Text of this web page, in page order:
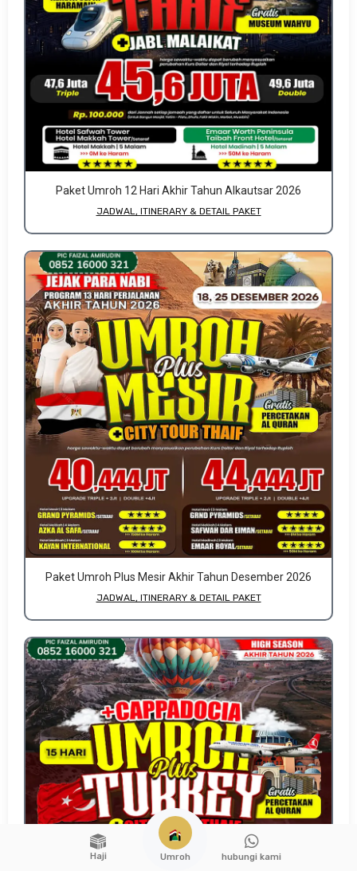
Paket Umroh 12 Hari Akhir Tahun Alkautsar 2026
JADWAL, ITINERARY & DETAIL PAKET
Paket Umroh Plus Mesir Akhir Tahun Desember 2026
JADWAL, ITINERARY & DETAIL PAKET
Haji Umroh hubungi kami